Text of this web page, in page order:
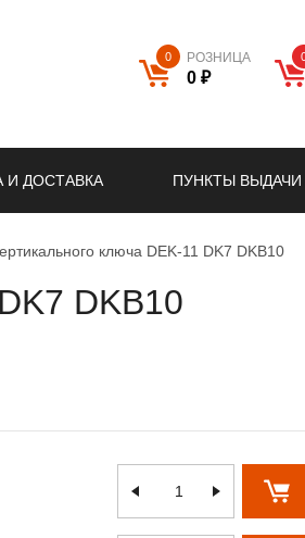
0 РОЗНИЦА
0 ₽
И ДОСТАВКА ПУНКТЫ ВЫДАЧИ
ключа DEK-11 DK7 DKB10
DKB10